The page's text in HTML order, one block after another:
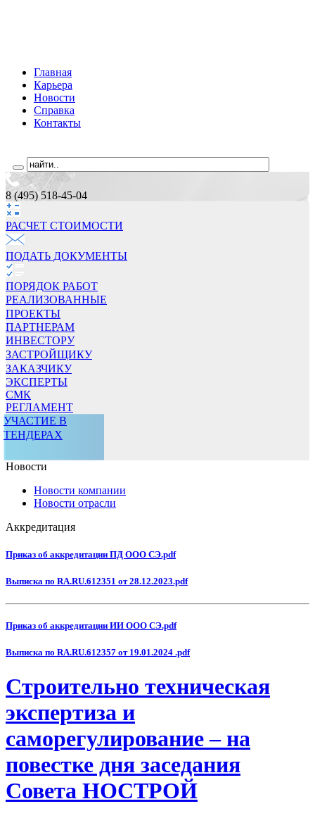
Главная
Карьера
Новости
Справка
Контакты
8 (495) 518-45-04
РАСЧЕТ СТОИМОCТИ
ПОДАТЬ ДОКУМЕНТЫ
ПОРЯДОК РАБОТ
РЕАЛИЗОВАННЫЕ
ПРОЕКТЫ
ПАРТНЕРАМ
ИНВЕСТОРУ
ЗАСТРОЙЩИКУ
ЗАКАЗЧИКУ
ЭКСПЕРТЫ
СМК
РЕГЛАМЕНТ
УЧАСТИЕ В
ТЕНДЕРАХ
Новости
Новости компании
Новости отрасли
Аккредитация
Приказ об аккредитации ПД ООО СЭ.pdf
Выписка по RA.RU.612351 от 28.12.2023.pdf
Приказ об аккредитации ИИ ООО СЭ.pdf
Выписка по RA.RU.612357 от 19.01.2024 .pdf
Строительно техническая
экспертиза и
саморегулирование – на
повестке дня заседания
Совета НОСТРОЙ